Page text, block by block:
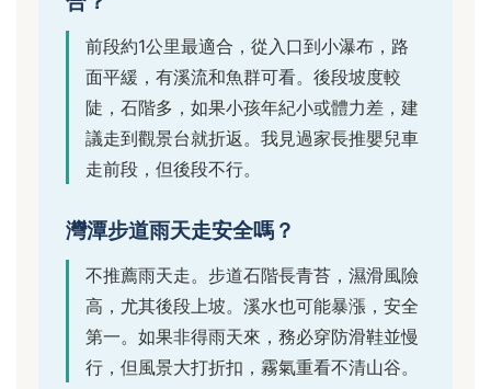
前段約1公里最適合，從入口到小瀑布，路
面平緩，有溪流和魚群可看。後段坡度較
陡，石階多，如果小孩年紀小或體力差，建
議走到觀景台就折返。我見過家長推嬰兒車
走前段，但後段不行。
灣潭步道雨天走安全嗎？
不推薦雨天走。步道石階長青苔，濕滑風險
高，尤其後段上坡。溪水也可能暴漲，安全
第一。如果非得雨天來，務必穿防滑鞋並慢
行，但風景大打折扣，霧氣重看不清山谷。